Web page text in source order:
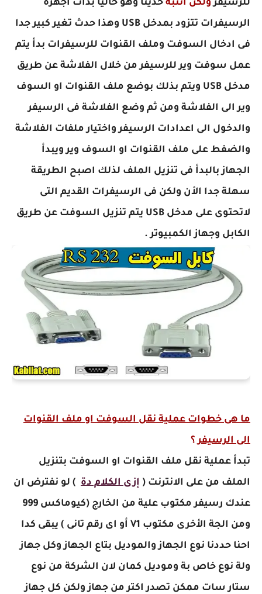
للرسيفرولكن انتبة حديثا وهو حاليا بدأت اجهزة
الرسيفرات تتزود بمدخل USB وهذا حدث تغير كبير جدا
فى ادخال السوفت وملف القنوات للرسيفرات بدأ يتم
عمل سوفت وير للرسيفر من خلال الفلاشة عن طريق
مدخل USB ويتم بذلك بوضع ملف القنوات او السوف
وير الى الفلاشة ومن ثم وضع الفلاشة فى الرسيفر
والدخول الى اعدادات الرسيفر واختيار ملفات الفلاشة
والضفط على ملف القنوات او السوف وير ويبدأ
الجهاز بالبدأ فى تنزيل الملف لذلك اصبح الطريقة
سهلة جدا الأن ولكن فى الرسيفرات القديم التى
لاتحتوى على مدخل USB يتم تنزيل السوفت عن طريق
الكابل وجهاز الكمبيوتر .
ما هى خطوات عملية نقل السوفت او ملف القنوات
الى الرسيفر ؟
تبدأ عملية نقل ملف القنوات او السوفت بتنزيل
الملف من على الانترنت ( إزى الكلام دة ) لو نفترض ان
عندك رسيفر مكتوب علية من الخارج (كيوماكس 999
ومن الجة الأخرى مكتوب V1 أو اى رقم تانى ) يبقى كدا
احنا حددنا نوع الجهاز والموديل بتاع الجهاز وكل جهاز
ولة نوع خاص بة وموديل كمان لان الشركة من نوع
ستار سات ممكن تصدر اكتر من جهاز ولكن كل جهاز